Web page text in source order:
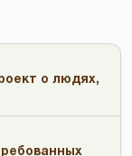
о людях,